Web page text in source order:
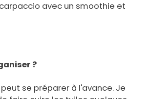
avec un smoothie et
?
se préparer à l'avance. Je